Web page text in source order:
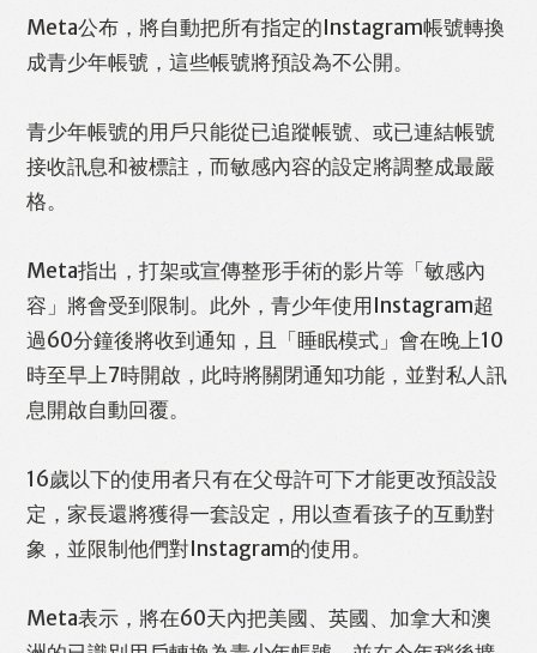
Meta公布，將自動把所有指定的Instagram帳號轉換
成青少年帳號，這些帳號將預設為不公開。
青少年帳號的用戶只能從已追蹤帳號、或已連結帳號
接收訊息和被標註，而敏感內容的設定將調整成最嚴
格。
Meta指出，打架或宣傳整形手術的影片等「敏感內
容」將會受到限制。此外，青少年使用Instagram超
過60分鐘後將收到通知，且「睡眠模式」會在晚上10
時至早上7時開啟，此時將關閉通知功能，並對私人訊
息開啟自動回覆。
16歲以下的使用者只有在父母許可下才能更改預設設
定，家長還將獲得一套設定，用以查看孩子的互動對
象，並限制他們對Instagram的使用。
Meta表示，將在60天內把美國、英國、加拿大和澳